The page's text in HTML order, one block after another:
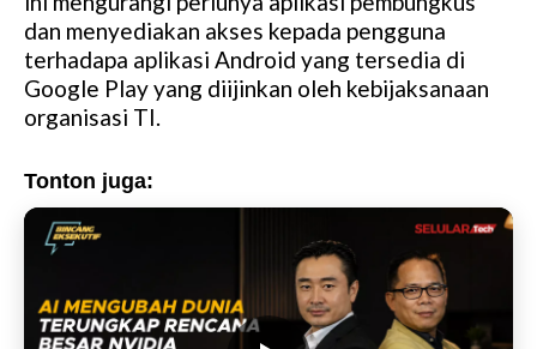
dan menyediakan akses kepada pengguna
terhadapa aplikasi Android yang tersedia di
Google Play yang diijinkan oleh kebijaksanaan
organisasi TI.
Tonton juga: